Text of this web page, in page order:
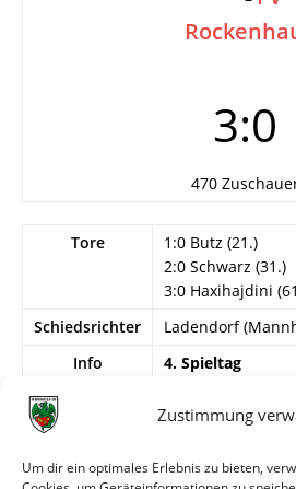
Zustimmung
Um dir ein optimales Erlebnis zu bieten,
3:0
470
Tore
1:0 Butz (21.)
2:0 Schwarz (31.)
3:0 Haxihajdini
Schiedsrichter
Ladendorf
Info
4. Spieltag
Wormatia Worms:
Schindler, Merz,